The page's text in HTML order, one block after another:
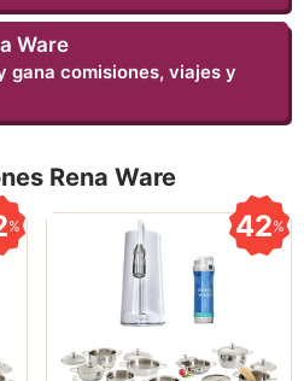
Ware
gana comisiones, viajes y
Rena Ware
% 42%